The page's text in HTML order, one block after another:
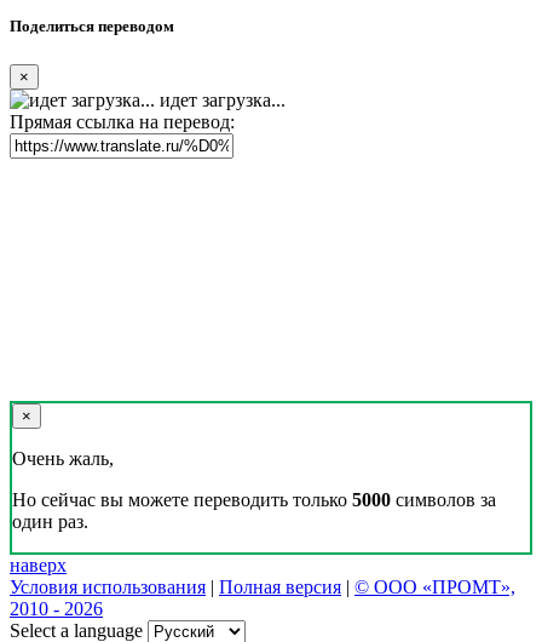
Поделиться переводом
×
идет загрузка...
Прямая ссылка на перевод:
×
Очень жаль,
Но сейчас вы можете переводить только 5000 символов за
один раз.
наверх
Условия использования | Полная версия | © ООО «ПРОМТ»,
2010 - 2026
Select a language